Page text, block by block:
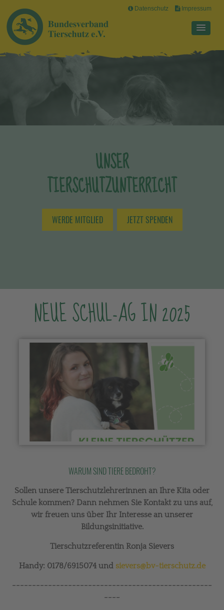
Datenschutz Impressum
UNSER
TIERSCHUTZUNTERRICHT
WERDE MITGLIED JETZT SPENDEN
NEUE SCHUL-AG IN 2025
WARUM SIND TIERE BEDROHT?
Sollen unsere Tierschutzlehrerinnen an Ihre Kita oder
Schule kommen? Dann nehmen Sie Kontakt zu uns auf,
wir freuen uns über Ihr Interesse an unserer
Bildungsinitiative.
Tierschutzreferentin Ronja Sievers
Handy: 0178/6915074 und sievers@bv-tierschutz.de
--------------------------------------------------
----